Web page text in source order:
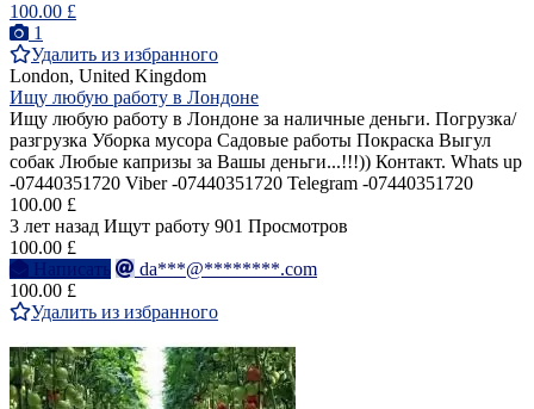
100.00 £
1
Удалить из избранного
London, United Kingdom
Ищу любую работу в Лондоне
Ищу любую работу в Лондоне за наличные деньги. Погрузка/
разгрузка Уборка мусора Садовые работы Покраска Выгул
собак Любые капризы за Вашы деньги...!!!)) Контакт. Whats up
-07440351720 Viber -07440351720 Telegram -07440351720
100.00 £
3 лет назад Ищут работу 901 Просмотров
100.00 £
Написать
da***@********.com
100.00 £
Удалить из избранного